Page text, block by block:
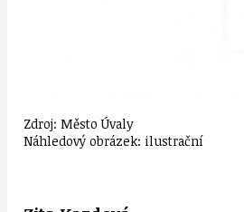
Zdroj: Město Úvaly
Náhledový obrázek: ilustrační